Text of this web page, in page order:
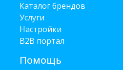
Каталог брендов
Услуги
Настройки
B2B портал
Помощь